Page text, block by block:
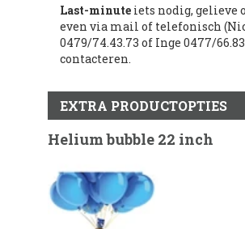
Last-minute iets nodig, gelieve
even via mail of telefonisch
0479/74.43.73 of Inge 0477/
contacteren.
EXTRA PRODUCTOPTIES
Helium bubble 22 inch